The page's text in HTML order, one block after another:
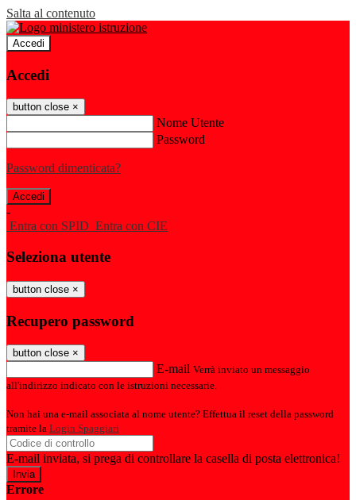
Salta al contenuto
Accedi
Accedi
button close ×
Nome Utente
Password
Password dimenticata?
-
Entra con SPID Entra con CIE
Seleziona utente
button close ×
Recupero password
button close ×
E-mail Verrà inviato un messaggio
all'indirizzo indicato con le istruzioni necessarie.
Non hai una e-mail associata al nome utente? Effettua il reset della password
tramite la Login Spaggiari
E-mail inviata, si prega di controllare la casella di posta elettronica!
Errore